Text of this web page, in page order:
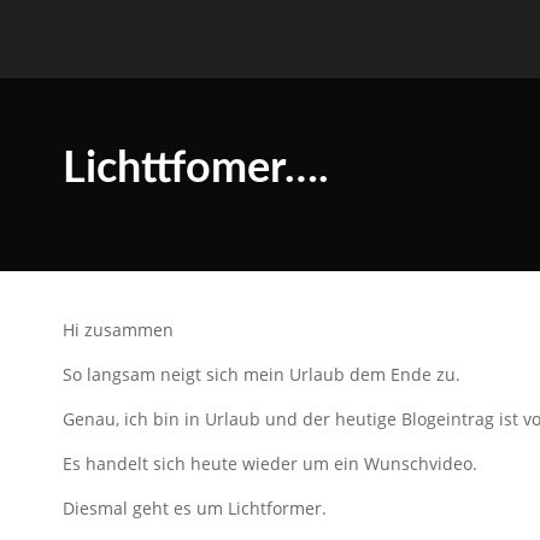
Lichttfomer….
Hi zusammen
So langsam neigt sich mein Urlaub dem Ende zu.
Genau, ich bin in Urlaub und der heutige Blogeintrag ist
Es handelt sich heute wieder um ein Wunschvideo.
Diesmal geht es um Lichtformer.